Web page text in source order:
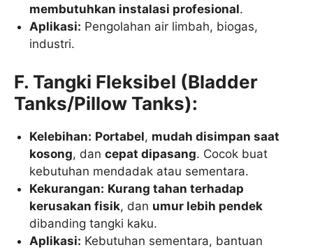
membutuhkan instalasi profesional.
Aplikasi: Pengolahan air limbah, biogas,
industri.
F. Tangki Fleksibel (Bladder
Tanks/Pillow Tanks):
Kelebihan: Portabel, mudah disimpan saat
kosong, dancepat dipasang. Cocok buat
kebutuhan mendadak atau sementara.
Kekurangan: Kurang tahan terhadap
kerusakan fisik, dan umur lebih pendek
dibanding tangki kaku.
Aplikasi: Kebutuhan sementara, bantuan